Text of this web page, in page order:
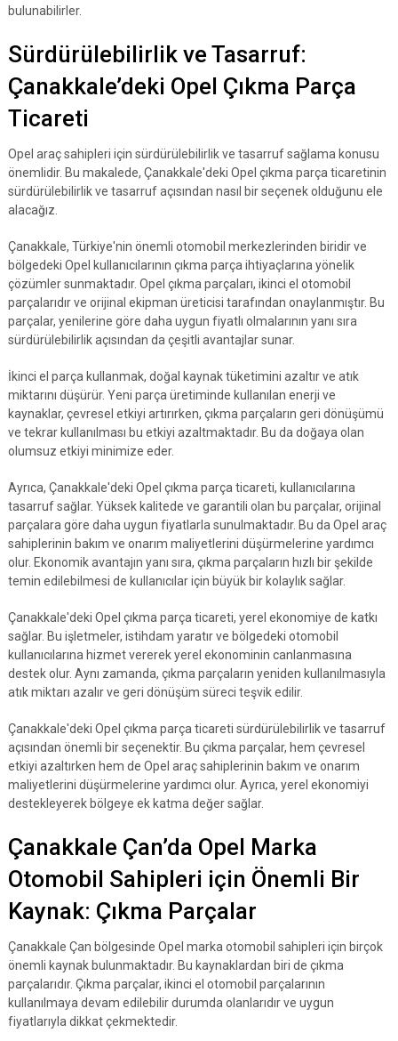
bulunabilirler.
Sürdürülebilirlik ve Tasarruf:
Çanakkale’deki Opel Çıkma Parça
Ticareti
Opel araç sahipleri için sürdürülebilirlik ve tasarruf sağlama konusu
önemlidir. Bu makalede, Çanakkale'deki Opel çıkma parça ticaretinin
sürdürülebilirlik ve tasarruf açısından nasıl bir seçenek olduğunu ele
alacağız.
Çanakkale, Türkiye'nin önemli otomobil merkezlerinden biridir ve
bölgedeki Opel kullanıcılarının çıkma parça ihtiyaçlarına yönelik
çözümler sunmaktadır. Opel çıkma parçaları, ikinci el otomobil
parçalarıdır ve orijinal ekipman üreticisi tarafından onaylanmıştır. Bu
parçalar, yenilerine göre daha uygun fiyatlı olmalarının yanı sıra
sürdürülebilirlik açısından da çeşitli avantajlar sunar.
İkinci el parça kullanmak, doğal kaynak tüketimini azaltır ve atık
miktarını düşürür. Yeni parça üretiminde kullanılan enerji ve
kaynaklar, çevresel etkiyi artırırken, çıkma parçaların geri dönüşümü
ve tekrar kullanılması bu etkiyi azaltmaktadır. Bu da doğaya olan
olumsuz etkiyi minimize eder.
Ayrıca, Çanakkale'deki Opel çıkma parça ticareti, kullanıcılarına
tasarruf sağlar. Yüksek kalitede ve garantili olan bu parçalar, orijinal
parçalara göre daha uygun fiyatlarla sunulmaktadır. Bu da Opel araç
sahiplerinin bakım ve onarım maliyetlerini düşürmelerine yardımcı
olur. Ekonomik avantajın yanı sıra, çıkma parçaların hızlı bir şekilde
temin edilebilmesi de kullanıcılar için büyük bir kolaylık sağlar.
Çanakkale'deki Opel çıkma parça ticareti, yerel ekonomiye de katkı
sağlar. Bu işletmeler, istihdam yaratır ve bölgedeki otomobil
kullanıcılarına hizmet vererek yerel ekonominin canlanmasına
destek olur. Aynı zamanda, çıkma parçaların yeniden kullanılmasıyla
atık miktarı azalır ve geri dönüşüm süreci teşvik edilir.
Çanakkale'deki Opel çıkma parça ticareti sürdürülebilirlik ve tasarruf
açısından önemli bir seçenektir. Bu çıkma parçalar, hem çevresel
etkiyi azaltırken hem de Opel araç sahiplerinin bakım ve onarım
maliyetlerini düşürmelerine yardımcı olur. Ayrıca, yerel ekonomiyi
destekleyerek bölgeye ek katma değer sağlar.
Çanakkale Çan’da Opel Marka
Otomobil Sahipleri için Önemli Bir
Kaynak: Çıkma Parçalar
Çanakkale Çan bölgesinde Opel marka otomobil sahipleri için birçok
önemli kaynak bulunmaktadır. Bu kaynaklardan biri de çıkma
parçalarıdır. Çıkma parçalar, ikinci el otomobil parçalarının
kullanılmaya devam edilebilir durumda olanlarıdır ve uygun
fiyatlarıyla dikkat çekmektedir.